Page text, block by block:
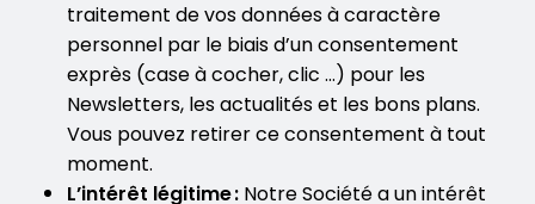
traitement de vos données à caractère
personnel par le biais d’un consentement
exprès (case à cocher, clic …) pour les
Newsletters, les actualités et les bons plans.
Vous pouvez retirer ce consentement à tout
moment.
L’intérêt légitime : Notre Société a un intérêt